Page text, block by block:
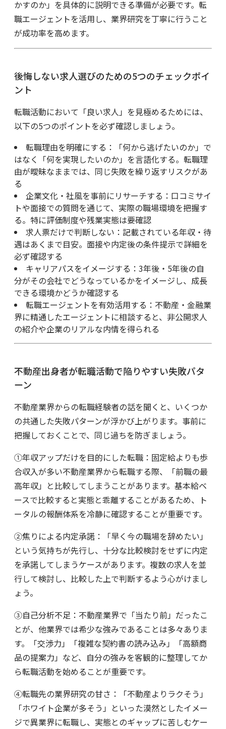
かすのか」を具体的に説明できる準備が必要です。転
職エージェントを活用し、業界研究を丁寧に行うこと
が成功率を高めます。
後悔しない求人選びのための5つのチェックポイ
ント
転職活動において「良い求人」を見極めるためには、
以下の5つのポイントを必ず確認しましょう。
転職理由を明確にする：「何から逃げたいのか」で
はなく「何を実現したいのか」を言語化する。転職理
由が曖昧なままでは、同じ失敗を繰り返すリスクがあ
る
企業文化・社風を事前にリサーチする：口コミサイ
トや面接での質問を通じて、実際の職場環境を把握す
る。特に評価制度や残業実態は要確認
求人票だけで判断しない：記載されている年収・待
遇はあくまで目安。面接や内定後の条件提示で詳細を
必ず確認する
キャリアパスをイメージする：3年後・5年後の自
分がその会社でどうなっているかをイメージし、成長
できる環境かどうか確認する
転職エージェントを有効活用する：不動産・金融業
界に精通したエージェントに相談すると、非公開求人
の紹介や企業のリアルな内情を得られる
不動産出身者が転職活動で陥りやすい失敗パタ
ーン
不動産業界からの転職経験者の話を聞くと、いくつか
の共通した失敗パターンが浮かび上がります。事前に
把握しておくことで、同じ過ちを防ぎましょう。
①年収アップだけを目的にした転職：固定給よりも歩
合収入が多い不動産業界から転職する際、「前職の最
高年収」と比較してしまうことがあります。基本給ベ
ースで比較すると実態と乖離することがあるため、ト
ータルの報酬体系を冷静に確認することが重要です。
②焦りによる内定承諾：「早く今の職場を辞めたい」
という気持ちが先行し、十分な比較検討をせずに内定
を承諾してしまうケースがあります。複数の求人を並
行して検討し、比較した上で判断するよう心がけまし
ょう。
③自己分析不足：不動産業界で「当たり前」だったこ
とが、他業界では希少な強みであることは多々ありま
す。「交渉力」「複雑な契約書の読み込み」「高額商
品の提案力」など、自分の強みを客観的に整理してか
ら転職活動を始めることが重要です。
④転職先の業界研究の甘さ：「不動産よりラクそう」
「ホワイト企業が多そう」といった漠然としたイメー
ジで異業界に転職し、実態とのギャップに苦しむケー